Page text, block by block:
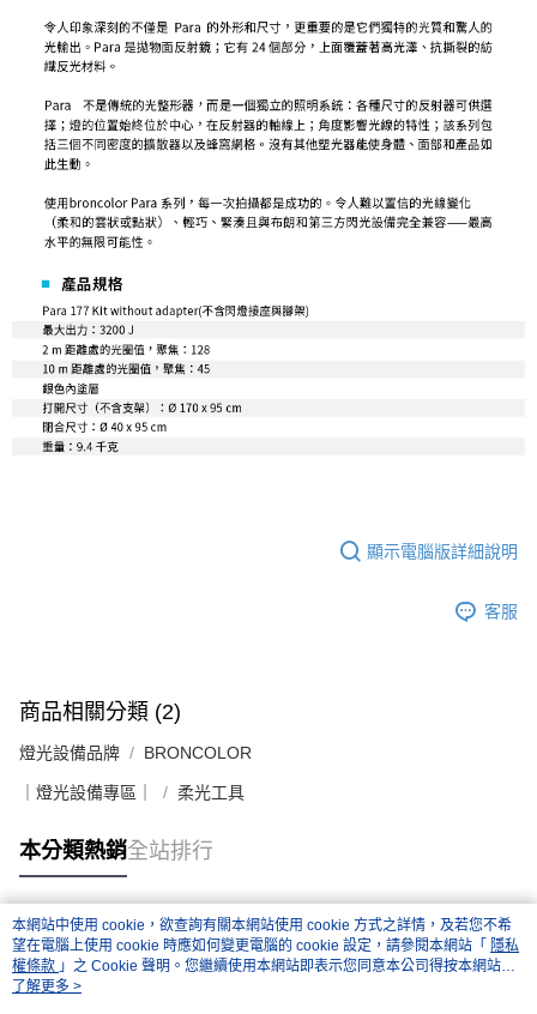
５．嚴禁一人註冊多個帳號或使用他人資訊註冊。若發現惡意使用之情形，
恩沛科技股份有限公司將有權停止該用戶之使用額度並採取法律行動。
顯示電腦版詳細說明
客服
商品相關分類 (2)
燈光設備品牌 BRONCOLOR
｜燈光設備專區｜ 柔光工具
本分類熱銷全站排行
熱門標籤
本網站中使用 cookie，欲查詢有關本網站使用 cookie 方式之詳情，及若您不希
望在電腦上使用 cookie 時應如何變更電腦的 cookie 設定，請參閱本網站「 隱私
權條款 」之 Cookie 聲明。您繼續使用本網站即表示您同意本公司得按本網站使
用條款之 Cookie 聲明使用 cookie。
了解更多 >